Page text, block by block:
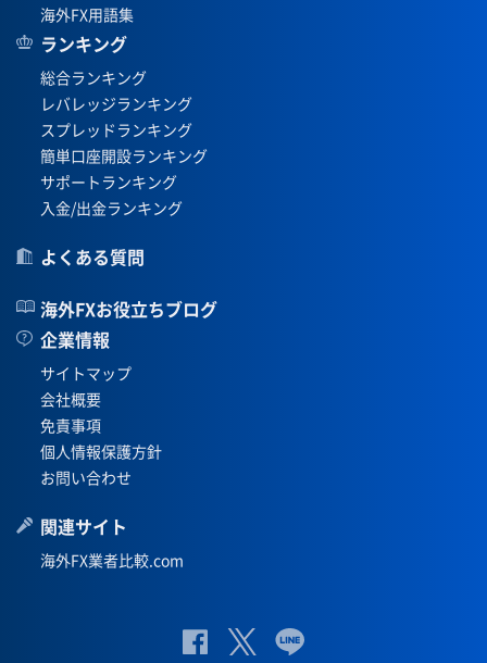
海外FX用語集
ランキング
総合ランキング
レバレッジランキング
スプレッドランキング
簡単口座開設ランキング
サポートランキング
入金/出金ランキング
よくある質問
海外FXお役立ちブログ
企業情報
サイトマップ
会社概要
免責事項
個人情報保護方針
お問い合わせ
関連サイト
海外FX業者比較.com